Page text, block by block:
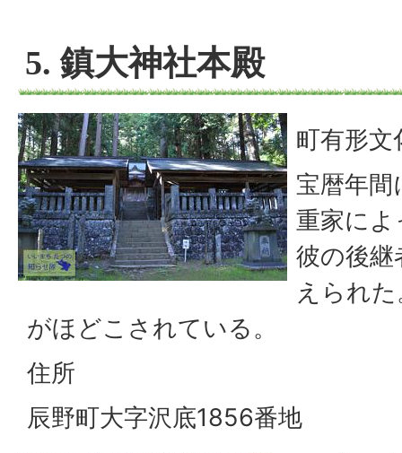
5. 鎮大神社本殿
町有形文
宝暦年間
重家に
彼の後
えられ
がほどこされている。
住所
辰野町大字沢底1856番地